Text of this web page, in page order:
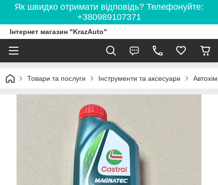
Як швидко отримати відповідь? Телефонуйте:
+380989107371
Інтернет магазин "KrazAuto"
Товари та послуги Інструменти та аксесуари